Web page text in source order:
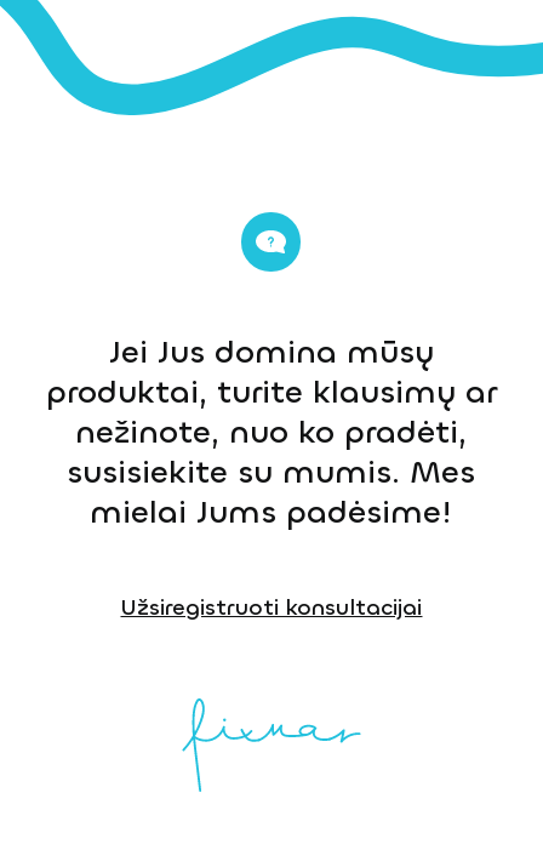
Jei Jus domina mūsų
produktai, turite klausimų ar
nežinote, nuo ko pradėti,
susisiekite su mumis. Mes
mielai Jums padėsime!
Užsiregistruoti konsultacijai